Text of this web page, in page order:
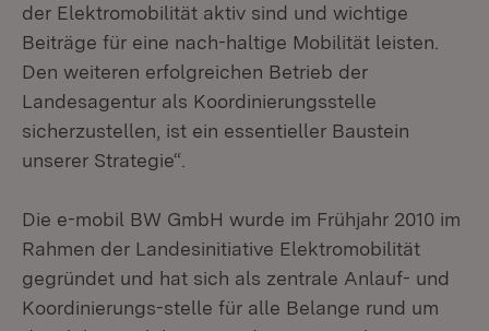
der Elektromobilität aktiv sind und wichtige
Beiträge für eine nach-haltige Mobilität leisten.
Den weiteren erfolgreichen Betrieb der
Landesagentur als Koordinierungsstelle
sicherzustellen, ist ein essentieller Baustein
unserer Strategie“.
Die e-mobil BW GmbH wurde im Frühjahr 2010 im
Rahmen der Landesinitiative Elektromobilität
gegründet und hat sich als zentrale Anlauf- und
Koordinierungs-stelle für alle Belange rund um